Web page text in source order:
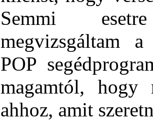
Semmi
megvizsgáltam
POP
magamtól, hogy
ahhoz, amit